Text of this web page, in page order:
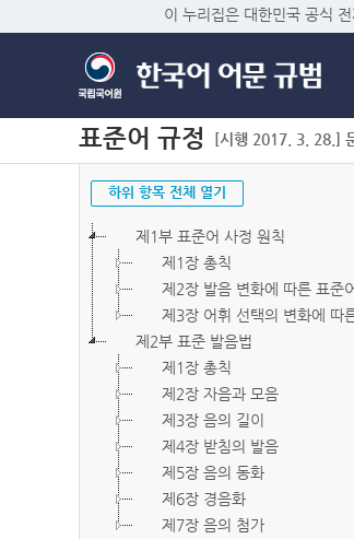
이 누리집은 대한민국 공식
표준어 규정 [시행 2017. 3. 28.]
하위 항목 전체 열기
제1부 표준어 사정 원칙
제1장 총칙
제2장 발음 변화에 따른 표준
제3장 어휘 선택의 변화에 따
제2부 표준 발음법
제1장 총칙
제2장 자음과 모음
제3장 음의 길이
제4장 받침의 발음
제5장 음의 동화
제6장 경음화
제7장 음의 첨가